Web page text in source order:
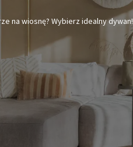
na wiosnę? Wybierz idealny dywan!